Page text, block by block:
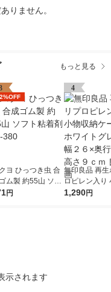
りません。
もっと見る
ヨ ひっつき虫 合
ム製 約55山 ソフ
着剤 タ-380
円
4
無印良品 再生
ロピレン入り
納ケース 小
1,290円
示されます